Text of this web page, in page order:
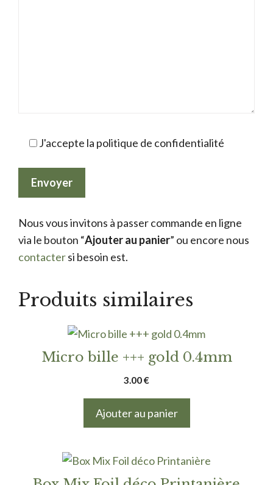
J'accepte la politique de confidentialité
Nous vous invitons à passer commande en ligne
via le bouton “Ajouter au panier” ou encore nous
contactersi besoin est.
Produits similaires
Micro bille +++ gold 0.4mm
3.00€
Ajouter au panier